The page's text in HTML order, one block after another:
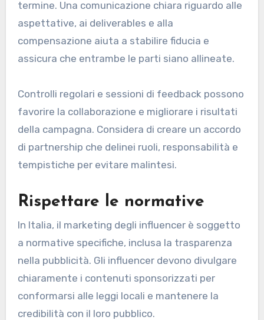
termine. Una comunicazione chiara riguardo alle
aspettative, ai deliverables e alla
compensazione aiuta a stabilire fiducia e
assicura che entrambe le parti siano allineate.
Controlli regolari e sessioni di feedback possono
favorire la collaborazione e migliorare i risultati
della campagna. Considera di creare un accordo
di partnership che delinei ruoli, responsabilità e
tempistiche per evitare malintesi.
Rispettare le normative
In Italia, il marketing degli influencer è soggetto
a normative specifiche, inclusa la trasparenza
nella pubblicità. Gli influencer devono divulgare
chiaramente i contenuti sponsorizzati per
conformarsi alle leggi locali e mantenere la
credibilità con il loro pubblico.